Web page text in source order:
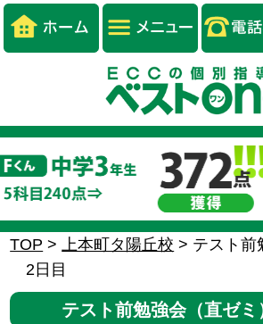
TOP >上本町タ陽丘校 > テスト前
2日目
テスト前勉強会（直ゼ